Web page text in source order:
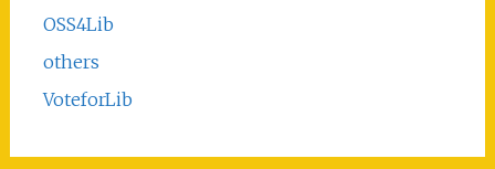
OSS4Lib
others
VoteforLib